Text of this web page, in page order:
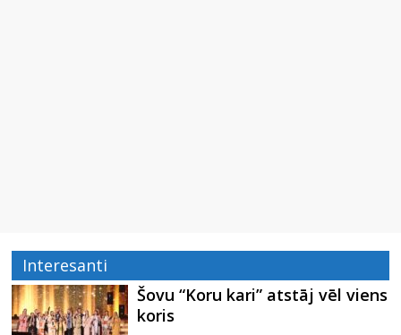
Interesanti
Šovu “Koru kari” atstāj vēl viens
koris